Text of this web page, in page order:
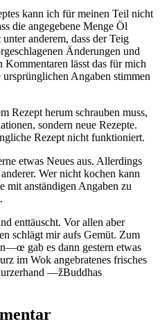
kann ich für meinen Teil nicht
die angegebene Menge Öl
anderem, dass der Teig
Änderungen und
lässt das für mich
Angaben stimmen
Rezept herum schrauben muss,
sondern neue Rezepte.
Rezept nicht funktioniert.
etwas Neues aus. Allerdings
Wer nicht kochen kann
mit anständigen Angaben zu
enttäuscht. Vor allen aber
schlägt mir aufs Gemüt. Zum
gab es dann gestern etwas
im Wok angebratenes frisches
—žBuddhas